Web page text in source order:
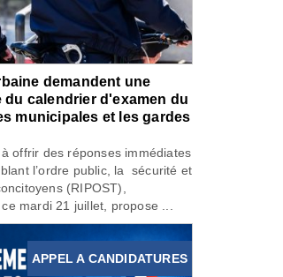
demandent une
calendrier d'examen du
municipales et les gardes
offrir des réponses immédiates
l’ordre public, la sécurité et
(RIPOST),
mardi 21 juillet, propose ...
APPEL A CANDIDATURES